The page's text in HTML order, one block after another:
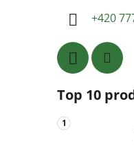
+420
Top 10